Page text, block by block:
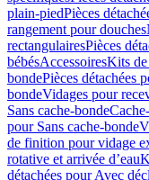
plain-piedPièces
rangement pour douches
rectangulairesPièces
bébésAccessoiresKits de
bondePièces détachées
bondeVidages pour
Sans cache-bonde
pour Sans cache-bonde
de finition pour vidage
rotative et arrivée d’eau
détachées pour Avec